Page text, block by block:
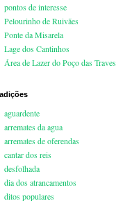
pontos de interesse
Pelourinho de Ruivães
Ponte da Misarela
Lage dos Cantinhos
Área de Lazer do Poço das Traves
aguardente
arremates da agua
arremates de oferendas
cantar dos reis
desfolhada
dia dos atrancamentos
ditos populares